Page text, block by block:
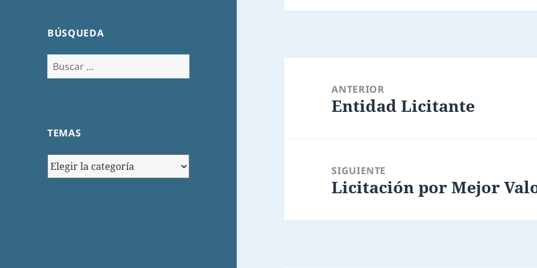
BÚSQUEDA
Buscar:
TEMAS
TEMAS
entradas
ANTERIOR
Entrada
Entidad Licitante
SIGUIENTE
Entrada
Licitación por Mejor